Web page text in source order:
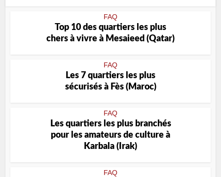
FAQ
Top 10 des quartiers les plus
chers à vivre à Mesaieed (Qatar)
FAQ
Les 7 quartiers les plus
sécurisés à Fès (Maroc)
FAQ
Les quartiers les plus branchés
pour les amateurs de culture à
Karbala (Irak)
FAQ